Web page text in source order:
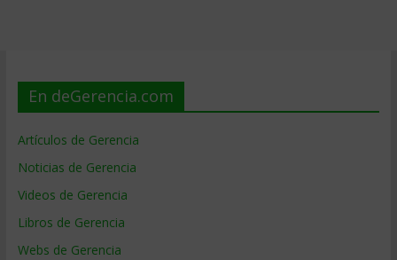
En deGerencia.com
Artículos de Gerencia
Noticias de Gerencia
Videos de Gerencia
Libros de Gerencia
Webs de Gerencia